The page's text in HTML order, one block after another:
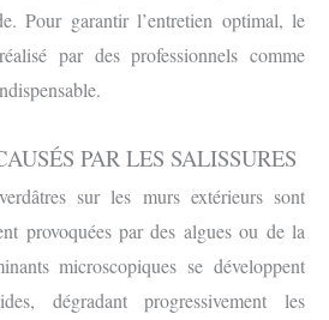
Pour garantir l’entretien optimal, le
réalisé par des professionnels comme
PAR LES SALISSURES
sur les murs extérieurs sont
provoquées par des algues ou de la
microscopiques se développent
dégradant progressivement les